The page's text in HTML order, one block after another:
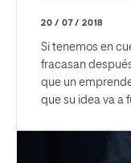
20 / 07 / 2018
Si tenemos en
fracasan
que un
que su idea va a